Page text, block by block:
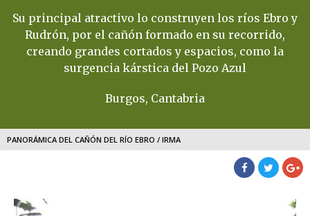
Su principal atractivo lo construyen los ríos Ebro y
Rudrón, por el cañón formado en su recorrido,
creando grandes cortados y espacios, como la
surgencia kárstica del Pozo Azul
Burgos, Cantabria
PANORÁMICA DEL CAÑÓN DEL RÍO EBRO / IRMA